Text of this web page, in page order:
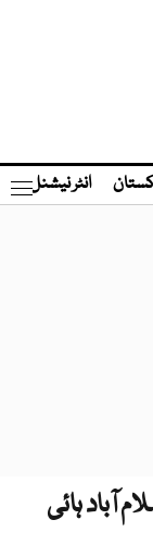
انٹر نیشنل
آباد ہائی